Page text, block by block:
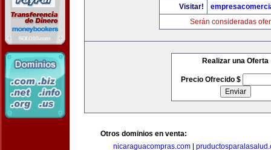
Visitar!
Serán consideradas
Realizar una Oferta
Precio Ofrecido $
Otros dominios en venta:
nicaraguacompras.com